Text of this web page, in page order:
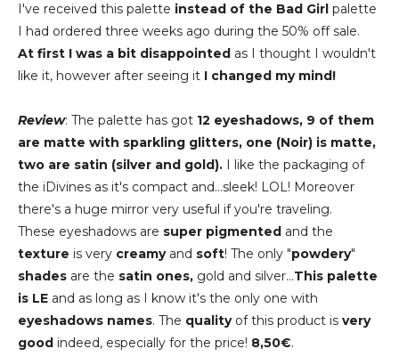
I've received this palette instead of the Bad Girl palette
I had ordered three weeks ago during the 50% off sale.
At first I was a bit disappointed as I thought I wouldn't
like it, however after seeing it I changed my mind!
Review: The palette has got 12 eyeshadows, 9 of them
are matte with sparkling glitters, one (Noir) is matte,
two are satin (silver and gold). I like the packaging of
the iDivines as it's compact and...sleek! LOL! Moreover
there's a huge mirror very useful if you're traveling.
These eyeshadows are super pigmented and the
texture is very creamyand soft! The only "powdery"
shades are the satin ones, gold and silver...This palette
is LE and as long as I know it's the only one with
eyeshadows names. The qualityof this product is very
good indeed, especially for the price! 8,50€.